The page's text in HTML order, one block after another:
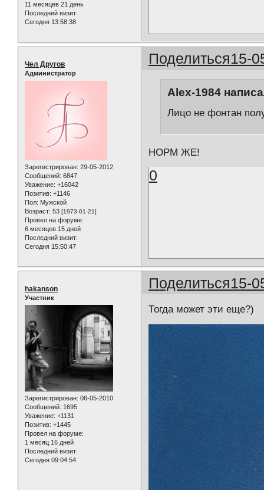
11 месяцев 21 день
Последний визит:
Сегодня 13:58:38
Поделиться15-
Чел Другов
Администратор
Зарегистрирован: 29-05-2012
Сообщений: 6847
Уважение: +16042
Позитив: +1146
Пол: Мужской
Возраст: 53 [1973-01-21]
Провел на форуме:
6 месяцев 15 дней
Последний визит:
Сегодня 15:50:47
Alex-1984
Лицо не фонтан
НОРМ ЖЕ!
0
Поделиться15-
hakanson
Участник
Зарегистрирован: 06-05-2010
Сообщений: 1695
Уважение: +1131
Позитив: +1445
Провел на форуме:
1 месяц 16 дней
Последний визит:
Сегодня 09:04:54
Тогда может эти еще?)